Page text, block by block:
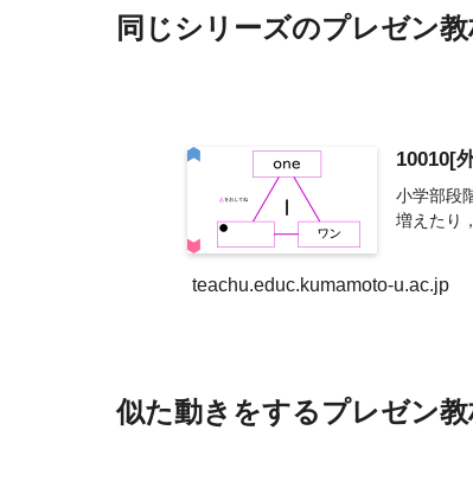
同じシリーズのプレゼン
10010[
小学部段
増えたり
teachu.educ.kumamoto-u.ac.jp
似た動きをするプレゼン